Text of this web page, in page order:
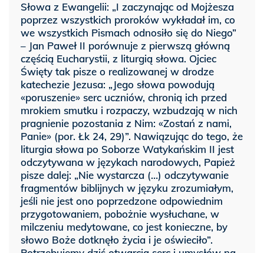
Słowa z Ewangelii: „I zaczynając od Mojżesza
poprzez wszystkich proroków wykładał im, co
we wszystkich Pismach odnosiło się do Niego”
– Jan Paweł II porównuje z pierwszą główną
częścią Eucharystii, z liturgią słowa. Ojciec
Święty tak pisze o realizowanej w drodze
katechezie Jezusa: „Jego słowa powodują
«poruszenie» serc uczniów, chronią ich przed
mrokiem smutku i rozpaczy, wzbudzają w nich
pragnienie pozostania z Nim: «Zostań z nami,
Panie» (por. Łk 24, 29)”. Nawiązując do tego, że
liturgia słowa po Soborze Watykańskim II jest
odczytywana w językach narodowych, Papież
pisze dalej: „Nie wystarcza (…) odczytywanie
fragmentów biblijnych w języku zrozumiałym,
jeśli nie jest ono poprzedzone odpowiednim
przygotowaniem, pobożnie wysłuchane, w
milczeniu medytowane, co jest konieczne, by
słowo Boże dotknęło życia i je oświeciło”.